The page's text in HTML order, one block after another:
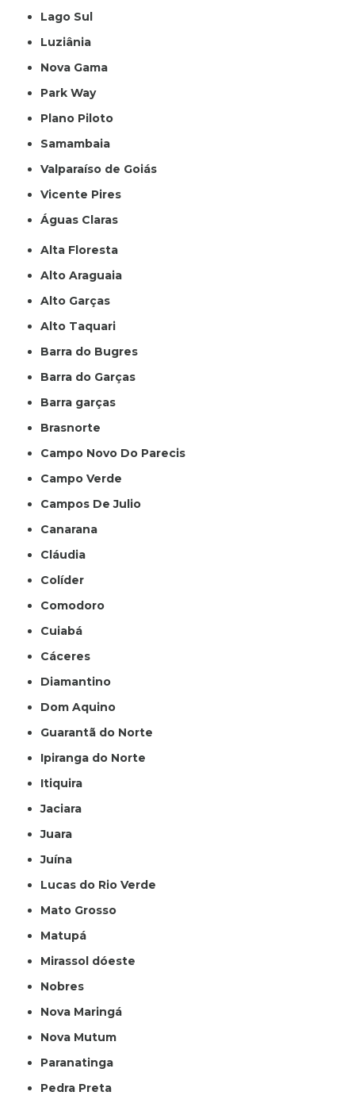
Lago Sul
Luziânia
Nova Gama
Park Way
Plano Piloto
Samambaia
Valparaíso de Goiás
Vicente Pires
Águas Claras
Alta Floresta
Alto Araguaia
Alto Garças
Alto Taquari
Barra do Bugres
Barra do Garças
Barra garças
Brasnorte
Campo Novo Do Parecis
Campo Verde
Campos De Julio
Canarana
Cláudia
Colíder
Comodoro
Cuiabá
Cáceres
Diamantino
Dom Aquino
Guarantã do Norte
Ipiranga do Norte
Itiquira
Jaciara
Juara
Juína
Lucas do Rio Verde
Mato Grosso
Matupá
Mirassol dóeste
Nobres
Nova Maringá
Nova Mutum
Paranatinga
Pedra Preta